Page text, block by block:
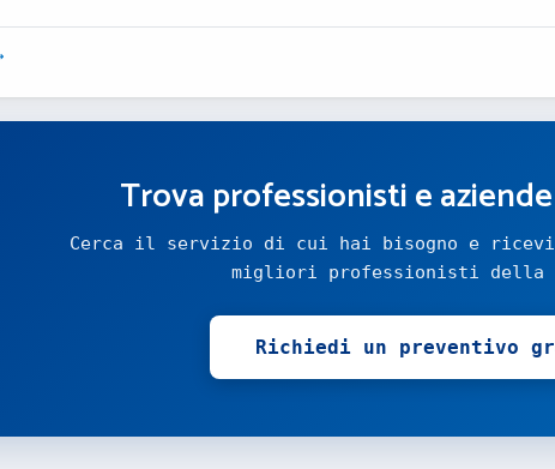
Trova professionisti e
Cerca il servizio di cui hai bisogno e
migliori professionisti della
Richiedi un preventivo